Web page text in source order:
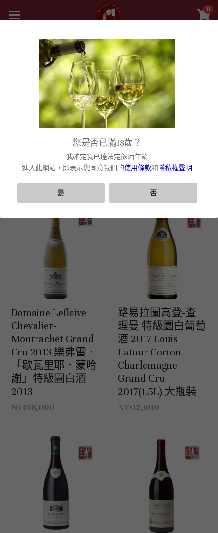
0
商品
所有商品分類
甜酒
黎巴嫩 Lebanon
紅酒 red wine
白酒 white wine
美國｜頂級膜拜酒
美國｜進階選酒
紅酒 red wine
白酒 white wine
匈牙利 Hungary
精選白酒 white wine
阿根廷 Argentina
阿根廷｜日常選酒
紅酒 red wine
白酒 white wine
紐西蘭｜日常選酒
白酒 white wine
澳洲 Australia
澳洲 ｜收藏級珍藏
澳洲 ｜日常選酒
紅酒 red wine
智利 Chile
智利｜收藏級珍藏
紅酒 red wine
白酒 white wine
德國 Germany
德國｜精選白酒
西班牙｜收藏級珍藏
西班牙｜日常選酒
紅酒 red wine
義大利 Italy
義大利｜日常選酒
義大利｜收藏級珍藏
白酒 white wine
紅酒 red wine
香檳champange
香檳｜收藏級珍藏
法國 France
白酒 white wine
紅酒 red wine
勃根地｜日常選酒
勃根地｜進階選酒
波爾多列級酒｜頂級珍藏
波爾多收藏級選酒
波爾多列級酒｜常規
波爾多日常選酒
舊世界
法國
法國｜日常選酒
法國｜收藏級珍藏
勃根地
勃根地｜日常選酒
勃根地｜進階選酒
勃根地｜收藏級珍藏
波爾多列級酒｜常規
波爾多列級酒｜頂級珍藏
波爾多｜收藏級
西班牙
西班牙｜日常選酒
德國｜精選紅酒
義大利｜日常選酒
義大利｜收藏級珍藏
匈牙利
新世界
美國
美國｜日常選酒
美國｜進階選酒
美國｜頂級膜拜酒
智利｜日常選酒
智利｜進階選酒
阿根廷
阿根廷｜日常選酒
澳洲｜收藏級珍藏
黎巴嫩｜精選白酒
香檳氣泡酒
香檳｜日常選酒
香檳｜進階選酒
香檳｜收藏級珍藏
VIP快訊
勃根地｜收藏級珍藏
Domaine Leflaive
Chevalier-
Montrachet Grand
Cru 2013 樂弗雷．
「歇瓦里耶．蒙哈
謝」特級園白酒
2013
NT$58,000
路易拉圖高登-查
理曼 特級園白葡萄
酒 2017 Louis
Latour Corton-
Charlemagne
Grand Cru
2017(1.5L) 大瓶裝
NT$12,000
×
商品分類
精選白酒 white wine
紅酒 red wine
白酒 white wine
波爾多日常選酒
波爾多收藏級選酒
波爾多列級酒｜頂級珍藏
勃根地｜進階選酒
香檳｜日常選酒
香檳｜收藏級珍藏
義大利｜進階選酒
義大利｜日常選酒
西班牙｜日常選酒
西班牙｜收藏級珍藏
德國｜精選白酒
法國｜收藏級珍藏
法國｜日常選酒
智利｜收藏級珍藏
您是否已滿18歲？
我確定我已達法定飲酒年齡
進入此網站，即表示您同意我們的使用條款和 隱私權聲明
是 否